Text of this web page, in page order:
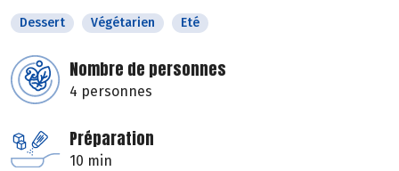
Dessert Végétarien Eté
Nombre de personnes
4 personnes
Préparation
10 min